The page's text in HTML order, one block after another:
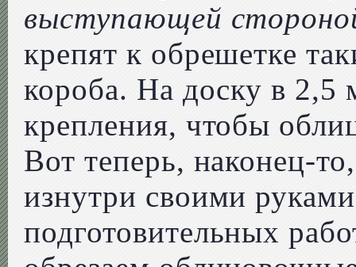
выступающей
крепят к обрешетке
короба. На доску в 2,5
крепления, чтобы
Вот теперь, наконец-
изнутри своими
подготовительных